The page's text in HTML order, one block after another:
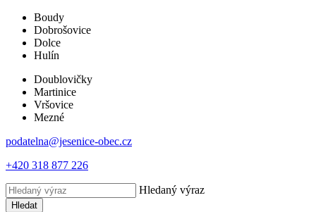
Boudy
Dobrošovice
Dolce
Hulín
Doublovičky
Martinice
Vršovice
Mezné
podatelna@jesenice-obec.cz
+420 318 877 226
Hledaný výraz
Hledat